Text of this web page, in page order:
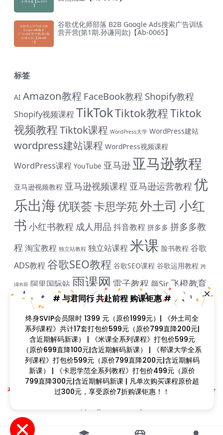
谷歌优化师部落 B2B Google Ads搜索广告训练
营开营(第1期.孙谦同款)【Ab-0065】
标签
AI Amazon教程 FaceBook教程 Shopify教程
Shopify视频课程TikTokTiktok教程Tiktok
视频教程Tiktok课程 WordPress大学 WordPress建站
wordpress建站课程 WordPress视频课程
WordPress课程 YouTube 亚马逊 亚马逊教程
亚马逊视频教程 亚马逊视频课程 亚马逊运营教程 优
乐出海优联荟卡思学苑外土司 小红
书 小红书教程 成人用品 抖音教程 拼多多 拼多多教
程 淘宝教程 独立站教程 独立站课程米课 脸书教程 谷歌
ADS教程谷歌SEO教程 谷歌SEO课程 谷歌运用教程 跨
境B哥 阿里国际站雨课网 雷子教程 颜Sir飞橙教育
课程简介
课程目录
Copyright © 2023找课程网- All rights reserved
本站支持课程资源互换，优质课程资源互换请联系微信在线客服：zkcw598 (备
闽ICP备2022077749号
# 与君同行 共赴前程 购课钜惠 #
终身SVIP会员限时 1399 元（原价1999元）| 《外土司全
系列课程》共计17套打包价599元（原价799直降200元|
含近期解码新课） | 《米课全系列课程》打包价599元
（原价699直降100元|含近期解码新课） | 《帮课大学全系
列课程》打包价599元（原价799直降200元|含近期解码
新课） | 《卡思学范全系列教程》打包价499元（原价
799直降300元|含近期解码新课 | 凡单次购买课程原价超
过300元，享受原价7折购课钜惠！！